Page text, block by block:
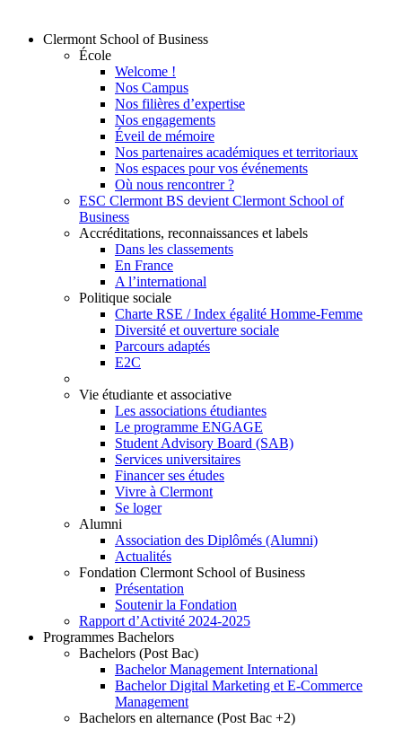
Clermont School of Business
École
Welcome !
Nos Campus
Nos filières d’expertise
Nos engagements
Éveil de mémoire
Nos partenaires académiques et territoriaux
Nos espaces pour vos événements
Où nous rencontrer ?
ESC Clermont BS devient Clermont School of
Business
Accréditations, reconnaissances et labels
Dans les classements
En France
A l’international
Politique sociale
Charte RSE / Index égalité Homme-Femme
Diversité et ouverture sociale
Parcours adaptés
E2C
Vie étudiante et associative
Les associations étudiantes
Le programme ENGAGE
Student Advisory Board (SAB)
Services universitaires
Financer ses études
Vivre à Clermont
Se loger
Alumni
Association des Diplômés (Alumni)
Actualités
Fondation Clermont School of Business
Présentation
Soutenir la Fondation
Rapport d’Activité 2024-2025
Programmes Bachelors
Bachelors (Post Bac)
Bachelor Management International
Bachelor Digital Marketing et E-Commerce
Management
Bachelors en alternance (Post Bac +2)